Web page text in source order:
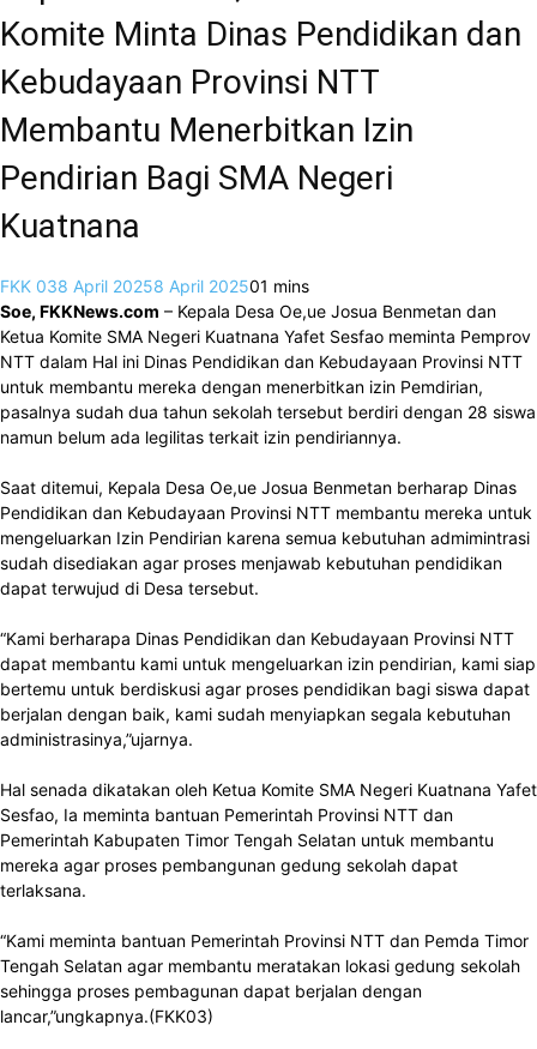
Komite Minta Dinas Pendidikan dan
Kebudayaan Provinsi NTT
Membantu Menerbitkan Izin
Pendirian Bagi SMA Negeri
Kuatnana
FKK 038 April 20258 April 202501 mins
Soe, FKKNews.com – Kepala Desa Oe,ue Josua Benmetan dan
Ketua Komite SMA Negeri Kuatnana Yafet Sesfao meminta Pemprov
NTT dalam Hal ini Dinas Pendidikan dan Kebudayaan Provinsi NTT
untuk membantu mereka dengan menerbitkan izin Pemdirian,
pasalnya sudah dua tahun sekolah tersebut berdiri dengan 28 siswa
namun belum ada legilitas terkait izin pendiriannya.
Saat ditemui, Kepala Desa Oe,ue Josua Benmetan berharap Dinas
Pendidikan dan Kebudayaan Provinsi NTT membantu mereka untuk
mengeluarkan Izin Pendirian karena semua kebutuhan admimintrasi
sudah disediakan agar proses menjawab kebutuhan pendidikan
dapat terwujud di Desa tersebut.
“Kami berharapa Dinas Pendidikan dan Kebudayaan Provinsi NTT
dapat membantu kami untuk mengeluarkan izin pendirian, kami siap
bertemu untuk berdiskusi agar proses pendidikan bagi siswa dapat
berjalan dengan baik, kami sudah menyiapkan segala kebutuhan
administrasinya,”ujarnya.
Hal senada dikatakan oleh Ketua Komite SMA Negeri Kuatnana Yafet
Sesfao, Ia meminta bantuan Pemerintah Provinsi NTT dan
Pemerintah Kabupaten Timor Tengah Selatan untuk membantu
mereka agar proses pembangunan gedung sekolah dapat
terlaksana.
“Kami meminta bantuan Pemerintah Provinsi NTT dan Pemda Timor
Tengah Selatan agar membantu meratakan lokasi gedung sekolah
sehingga proses pembagunan dapat berjalan dengan
lancar,”ungkapnya.(FKK03)